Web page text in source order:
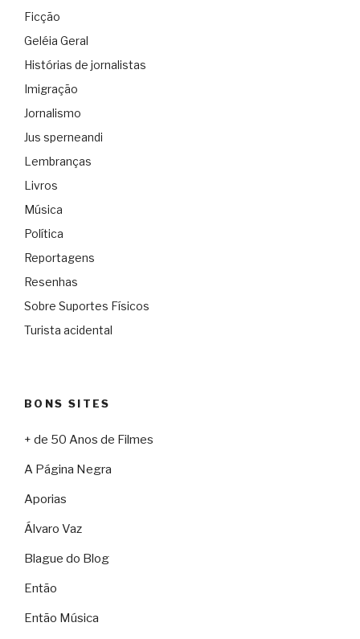
Ficção
Geléia Geral
Histórias de jornalistas
Imigração
Jornalismo
Jus sperneandi
Lembranças
Livros
Música
Política
Reportagens
Resenhas
Sobre Suportes Físicos
Turista acidental
BONS SITES
+ de 50 Anos de Filmes
A Página Negra
Aporias
Álvaro Vaz
Blague do Blog
Então
Então Música